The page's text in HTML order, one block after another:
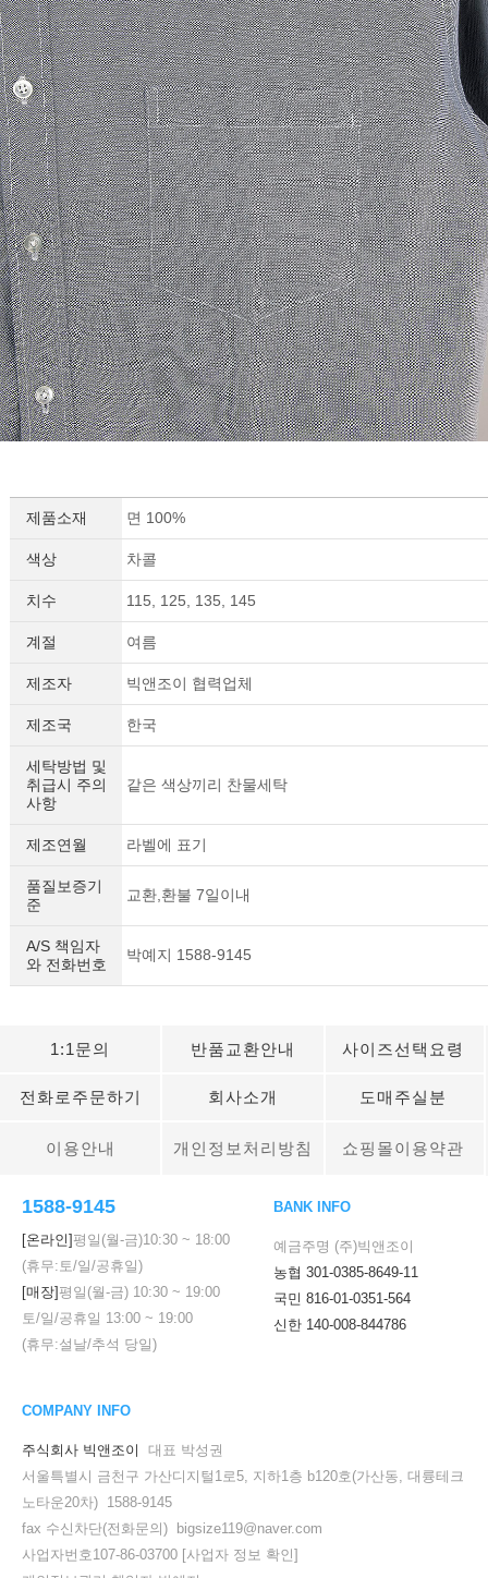
제품소재 면 100%
색상 차콜
치수 115, 125, 135, 145
계절 여름
제조자 빅앤조이 협력업체
제조국 한국
세탁방법 및
취급시 주의
사항
같은 색상끼리 찬물세탁
제조연월 라벨에 표기
품질보증기
준
교환,환불 7일이내
A/S 책임자
와 전화번호
박예지 1588-9145
1:1문의 반품교환안내 사이즈선택요령
전화로주문하기 회사소개 도매주실분
이용안내 개인정보처리방침 쇼핑몰이용약관
1588-9145
[온라인]평일(월-금)10:30 ~ 18:00
(휴무:토/일/공휴일)
[매장]평일(월-금) 10:30 ~ 19:00
토/일/공휴일 13:00 ~ 19:00
(휴무:설날/추석 당일)
BANK INFO
예금주명 (주)빅앤조이
농협 301-0385-8649-11
국민 816-01-0351-564
신한 140-008-844786
COMPANY INFO
주식회사 빅앤조이
대표 박성권
서울특별시 금천구 가산디지털1로5, 지하1층 b120호(가산동, 대륭테크
노타운20차) 1588-9145
fax 수신차단(전화문의) bigsize119@naver.com
사업자번호107-86-03700 [사업자 정보 확인]